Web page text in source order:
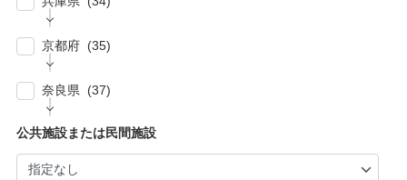
福生市・あきる野市・羽村市 (8)
| … 伊勢市・志摩市 (3)
| … 豊中市・吹田市 ・高槻市・茨木市 (15)
| … 八尾市・寝屋川市・岸和田市・守口市 (5)
河内長野市 (3)
| … 神戸市・芦屋市 (15)
| … 姫路市・明石市・伊丹市 (8)
| … 加古川市・川西市 (4)
京都府 (35)
| … 京都市・宇治市 (16)
市・京丹後市 (6)
| … 福知山市・城陽市・京田辺市・木津川市 (9)
奈良県 (37)
| … 奈良市・橿原市・生駒市・生駒郡 (21)
公共施設または民間施設